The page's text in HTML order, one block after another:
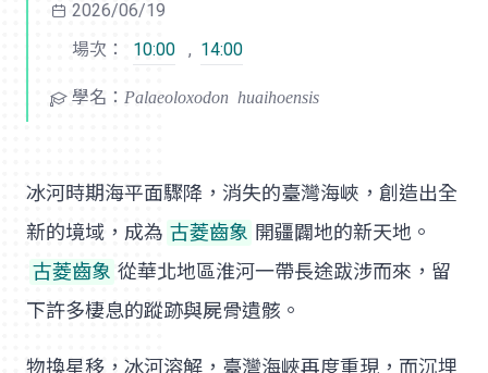
2026/06/19
場次：
10:00 , 14:00
學名： Palaeoloxodon huaihoensis
冰河時期海平面驟降，消失的臺灣海峽，創造出全
新的境域，成為 古菱齒象 開疆闢地的新天地。
古菱齒象 從華北地區淮河一帶長途跋涉而來，留
下許多棲息的蹤跡與屍骨遺骸。
物換星移，冰河溶解，臺灣海峽再度重現，而沉埋